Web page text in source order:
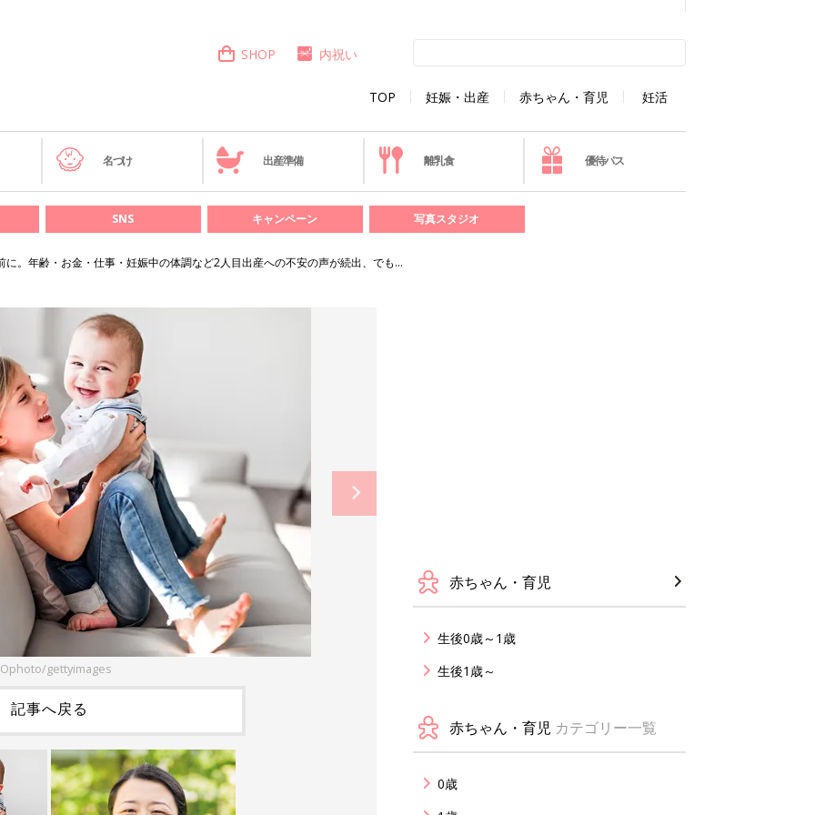
TOP 妊娠・出産 赤ちゃん・育児 妊活
SHOP 内祝い
名づけ 出産準備 離乳食 優待パス
SNS キャンペーン 写真スタジオ
に。年齢・お金・仕事・妊娠中の体調など2人目出産への不安の声が続出、でも…
gettyimages
記事へ戻る
赤ちゃん・育児
生後0歳～1歳
生後1歳～
赤ちゃん・育児 カテゴリー一覧
0歳